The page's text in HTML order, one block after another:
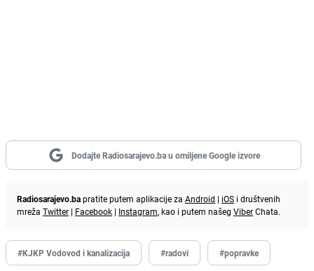
Dodajte Radiosarajevo.ba u omiljene Google izvore
Radiosarajevo.bapratite putem aplikacije za Android | iOS i društvenih
mreža Twitter | Facebook | Instagram, kao i putem našeg ViberChata.
#KJKP Vodovod i kanalizacija #radovi #popravke